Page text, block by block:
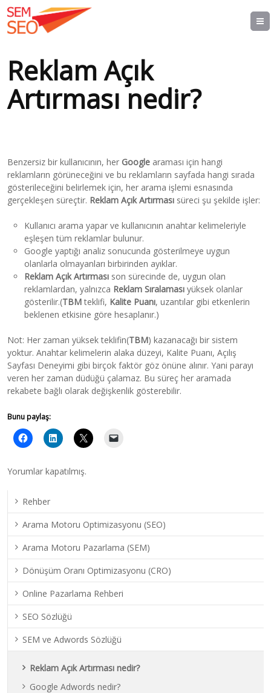
Reklam Açık
Artırması nedir?
Benzersiz bir kullanıcının, her Google araması için hangi
reklamların görüneceğini ve bu reklamların sayfada hangi sırada
gösterileceğini belirlemek için, her arama işlemi esnasında
gerçekleşen süreçtir. Reklam Açık Artırması süreci şu şekilde işler:
Kullanıcı arama yapar ve kullanıcının anahtar kelimeleriyle
eşleşen tüm reklamlar bulunur.
Google yaptığı analiz sonucunda gösterilmeye uygun
olanlarla olmayanları birbirinden ayıklar.
Reklam Açık Artırması son sürecinde de, uygun olan
reklamlardan, yalnızca Reklam Sıralaması yüksek olanlar
gösterilir.(TBMteklifi, Kalite Puanı, uzantılar gibi etkenlerin
beklenen etkisine göre hesaplanır.)
Not: Her zaman yüksek teklifin(TBM) kazanacağı bir sistem
yoktur. Anahtar kelimelerin alaka düzeyi, Kalite Puanı, Açılış
Sayfası Deneyimi gibi birçok faktör göz önüne alınır. Yani parayı
veren her zaman düdüğü çalamaz. Bu süreç her aramada
rekabete bağlı olarak değişkenlik gösterebilir.
Bunu paylaş:
Yorumlar kapatılmış.
Rehber
Arama Motoru Optimizasyonu (SEO)
Arama Motoru Pazarlama (SEM)
Dönüşüm Oranı Optimizasyonu (CRO)
Online Pazarlama Rehberi
SEO Sözlüğü
SEM ve Adwords Sözlüğü
Reklam Açık Artırması nedir?
Google Adwords nedir?